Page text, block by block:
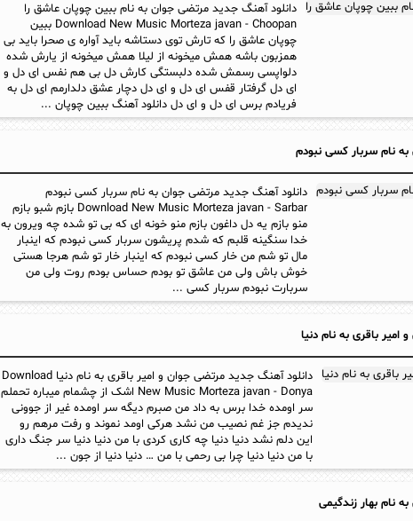
دانلود آهنگ جدید مرتضی جوان به نام ببین چوپان عاشق را
Download New Music Morteza javan - Choopan ببین
چوپان عاشق را که تارش توی دستاشه باید آواره ی صحرا باید بی
همزبون باشه همش میخونه از لیلا همش میخونه از یارش شده
دلواپسی رسمش شده دلبستگی کارش دل بی هم نفس ای دل و
ای دل گرفتار قفس ای دل و ای دل دچار عشق دلدارمم ای دل به
فریادم برس ای دل و ای دل دانلود آهنگ ببین چوپان ...
نام سربار کسی نبودم
دانلود آهنگ جدید مرتضی جوان به نام سربار کسی نبودم
Download New Music Morteza javan - Sarbar بازم شبو بازم
منو بازم یه دل داغون بازم منو خونه ای که بی تو شده چه ویرون به
خدا سنگینه قلبم که شدم پریشون سربار کسی نبودم که اینبار
مال تو شم من خار کسی نبودم که اینبار خار تو شم هرجا هستی
خوش باش ولی من عاشق تو بودم حساس بودم روت ولی من
سربارت نبودم سربار کسی ...
باقری به نام دنیا
دانلود آهنگ جدید مرتضی جوان و امیر باقری به نام دنیا Download
New Music Morteza javan - Donya اشک از چشمام میباره تحملم
سر اومده خدا برس به داد من صبرم دیگه سر اومده غیر از جوونی
ندیدم جز غم نصیب من نشد هرکی اومد نموند و رفت مرهم رو
این دلم نشد دنیا دنیا چه کاری کردی با من دنیا دنیا سر جنگ داری
با من دنیا دنیا چرا بی رحمی با من … دنیا دنیا از جون ...
نام بهار زندگیمی